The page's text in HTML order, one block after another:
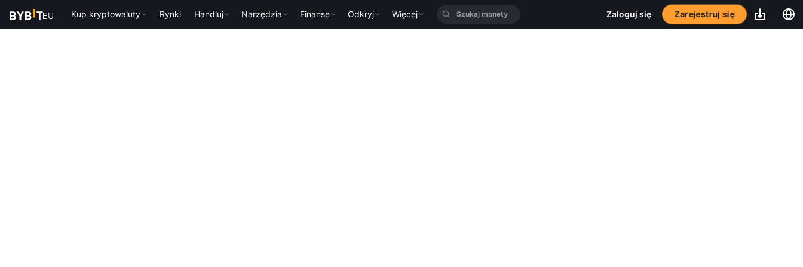
Kup kryptowaluty Rynki Handluj Narzędzia Finanse Odkryj Więcej Zaloguj się Zarejestruj się